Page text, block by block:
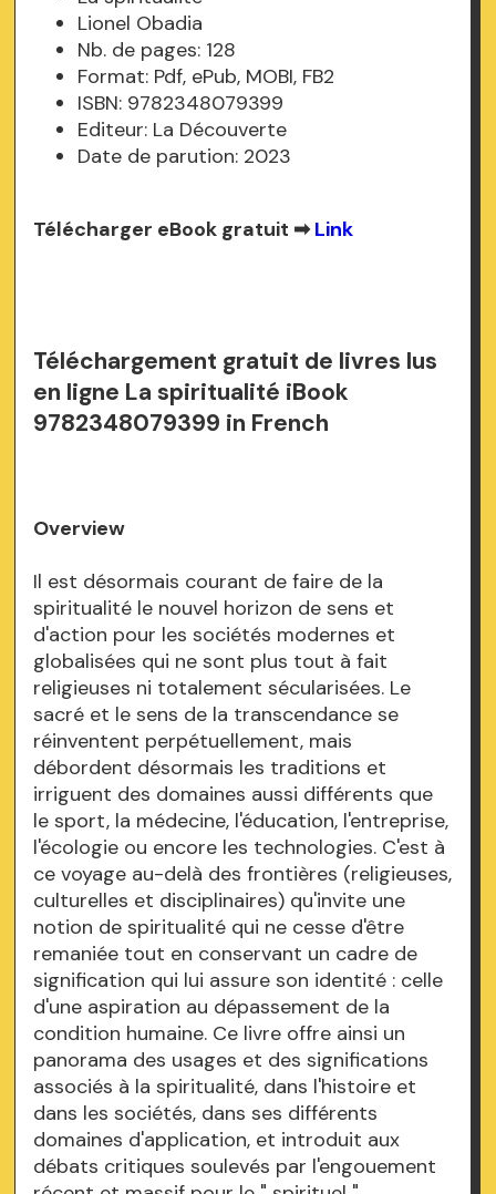
Lionel Obadia
Nb. de pages: 128
Format: Pdf, ePub, MOBI, FB2
ISBN: 9782348079399
Editeur: La Découverte
Date de parution: 2023
Télécharger eBook gratuit ➡Link
Téléchargement gratuit de livres lus
en ligne La spiritualité iBook
9782348079399 in French
Overview
Il est désormais courant de faire de la
spiritualité le nouvel horizon de sens et
d'action pour les sociétés modernes et
globalisées qui ne sont plus tout à fait
religieuses ni totalement sécularisées. Le
sacré et le sens de la transcendance se
réinventent perpétuellement, mais
débordent désormais les traditions et
irriguent des domaines aussi différents que
le sport, la médecine, l'éducation, l'entreprise,
l'écologie ou encore les technologies. C'est à
ce voyage au-delà des frontières (religieuses,
culturelles et disciplinaires) qu'invite une
notion de spiritualité qui ne cesse d'être
remaniée tout en conservant un cadre de
signification qui lui assure son identité : celle
d'une aspiration au dépassement de la
condition humaine. Ce livre offre ainsi un
panorama des usages et des significations
associés à la spiritualité, dans l'histoire et
dans les sociétés, dans ses différents
domaines d'application, et introduit aux
débats critiques soulevés par l'engouement